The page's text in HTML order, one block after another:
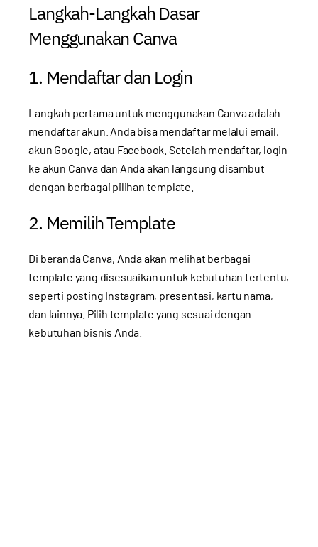
Langkah-Langkah Dasar
Menggunakan Canva
1. Mendaftar dan Login
Langkah pertama untuk menggunakan Canva adalah
mendaftar akun. Anda bisa mendaftar melalui email,
akun Google, atau Facebook. Setelah mendaftar, login
ke akun Canva dan Anda akan langsung disambut
dengan berbagai pilihan template.
2. Memilih Template
Di beranda Canva, Anda akan melihat berbagai
template yang disesuaikan untuk kebutuhan tertentu,
seperti posting Instagram, presentasi, kartu nama,
dan lainnya. Pilih template yang sesuai dengan
kebutuhan bisnis Anda.